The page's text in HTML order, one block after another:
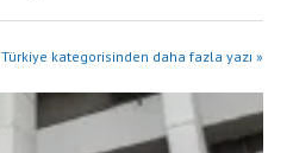
Türkiye kategorisinden daha fazla yazı »